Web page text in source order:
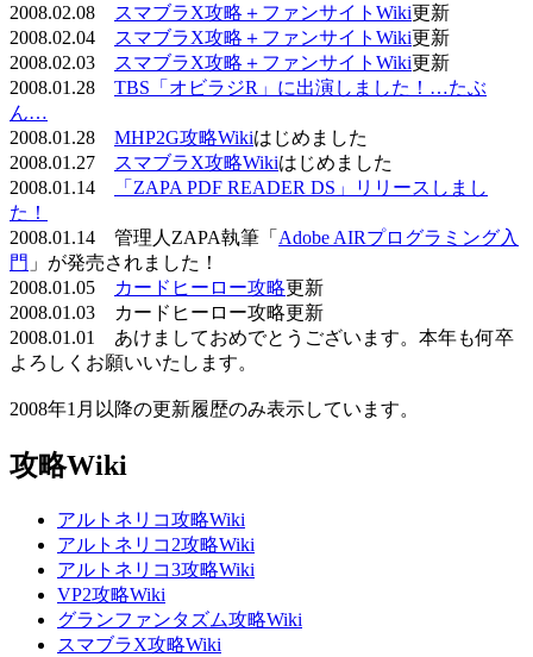
2008.02.08
スマブラX攻略＋ファンサイトWiki更新
2008.02.04
スマブラX攻略＋ファンサイトWiki更新
2008.02.03
スマブラX攻略＋ファンサイトWiki更新
2008.01.28 TBS「オビラジR」に出演しました！…たぶ
ん…
2008.01.28 MHP2G攻略Wikiはじめました
2008.01.27
スマブラX攻略Wikiはじめました
2008.01.14
「ZAPA PDF READER DS」リリースしまし
た！
2008.01.14 管理人ZAPA執筆「 Adobe AIRプログラミング入
門 」が発売されました！
2008.01.05
カードヒーロー攻略更新
2008.01.03 カードヒーロー攻略更新
2008.01.01 あけましておめでとうございます。本年も何卒
よろしくお願いいたします。
2008年1月以降の更新履歴のみ表示しています。
攻略Wiki
アルトネリコ攻略Wiki
アルトネリコ2攻略Wiki
アルトネリコ3攻略Wiki
VP2攻略Wiki
グランファンタズム攻略Wiki
スマブラX攻略Wiki